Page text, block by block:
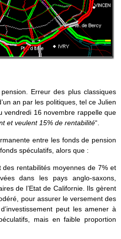
Erreur des plus classiques
an par les politiques, tel ce Julien
vendredi 16 novembre rappelle que
et veulent 15% de rentabilité“.
entre les fonds de pension
spéculatifs, alors que :
des rentabilités moyennes de 7% et
dans les pays anglo-saxons,
de l’Etat de Californie. Ils gèrent
pour assurer le versement des
peut les amener à
mais en faible proportion